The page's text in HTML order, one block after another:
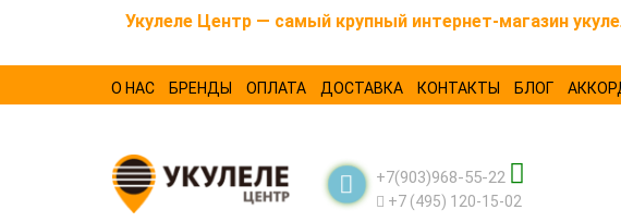
Укулеле Центр — самый крупный интернет-магазин
О НАС БРЕНДЫ ОПЛАТА ДОСТАВКА КОНТАКТЫ БЛОГ
+7(903)968-55-22
+7 (495) 120-15-02